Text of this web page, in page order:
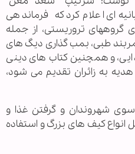
ای اعلام کرد که فرماندهی
گروههای تروریستی، از جمله
طبی، بمب گذاری دیگ های
و همچنین کتاب های دینی
به زائران تقدیم می شود،
شهروندان و گرفتن غذا و
انواع کیف های بزرگ و استفاده